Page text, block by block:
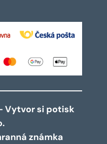
Vytvor si potisk
známka